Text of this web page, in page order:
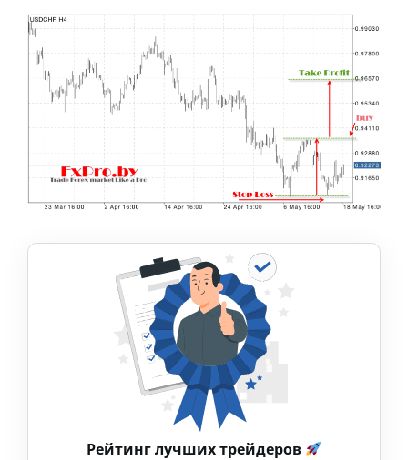
Рейтинг лучших трейдеров